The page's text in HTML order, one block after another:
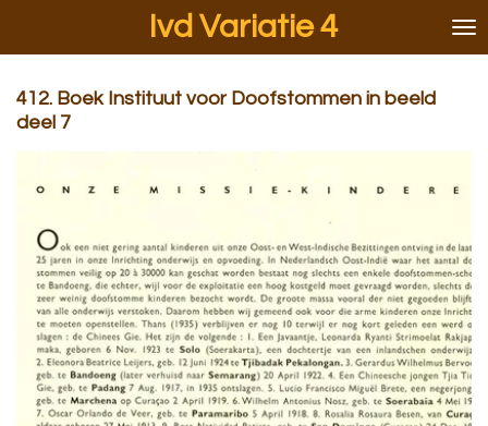
de
hoofdinhoud
Ivd Variatie 4
412. Boek Instituut voor Doofstommen in beeld
deel 7